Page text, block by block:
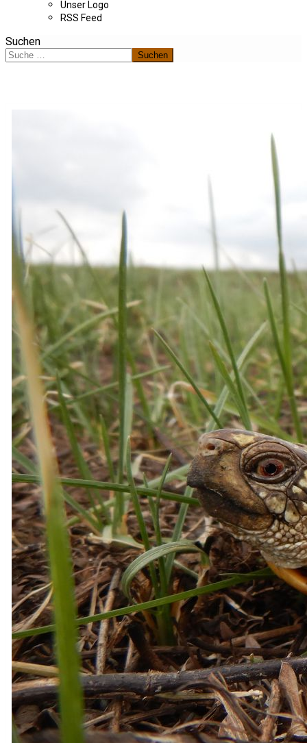
Unser Logo
RSS Feed
Suchen
Suchen